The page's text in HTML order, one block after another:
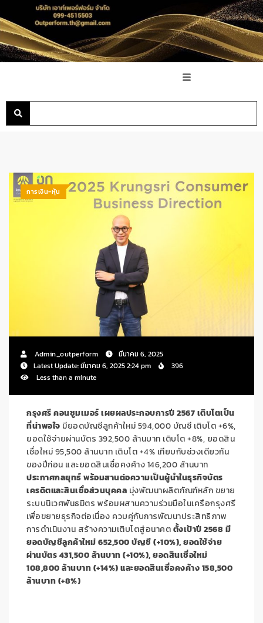
การเงิน-หุ้น
Admin_outperform
มีนาคม 6, 2025
Latest Update: มีนาคม 6, 2025 2:24 pm
396
Less than a minute
กรุงศรี คอนซูมเมอร์เผยผลประกอบการปี2567 เติบโตเป็น
ที่น่าพอใจ มียอดบัญชีลูกค้าใหม่ 594,000 บัญชี เติบโต +6%,
ยอดใช้จ่ายผ่านบัตร 392,500 ล้านบาท เติบโต +8%, ยอดสิน
เชื่อใหม่ 95,500 ล้านบาท เติบโต +4% เทียบกับช่วงเดียวกัน
ของปีก่อน และยอดสินเชื่อคงค้าง 146,200 ล้านบาท
ประกาศกลยุทธ์ พร้อมสานต่อความเป็นผู้นำในธุรกิจบัตร
เครดิตและสินเชื่อส่วนบุคคล มุ่งพัฒนาผลิตภัณฑ์หลัก ขยาย
ระบบนิเวศพันธมิตร พร้อมผสานความร่วมมือในเครือกรุงศรี
เพื่อขยายธุรกิจต่อเนื่อง ควบคู่กับการพัฒนาประสิทธิภาพ
การดำเนินงาน สร้างความเติบโตสู่อนาคตตั้งเป้าปี2568 มี
ยอดบัญชีลูกค้าใหม่ 652,500 บัญชี (+10%), ยอดใช้จ่าย
ผ่านบัตร 431,500 ล้านบาท (+10%), ยอดสินเชื่อใหม่
108,800 ล้านบาท (+14%) และยอดสินเชื่อคงค้าง 158,500
ล้านบาท (+8%)